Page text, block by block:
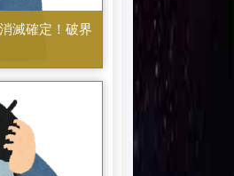
滅確定！破界